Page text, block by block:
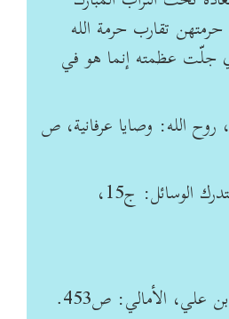
حرمتهن تقارب حرمة الله
جلّت عظمته إنما هو في
روح الله: وصايا عرفانية، ص
(2) ميرزا النوري، مستدرك الوسائل: ج‏15،